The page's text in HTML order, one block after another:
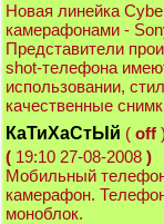
Новая линейка
камерафонами -
Представители
shot-телефона
использовании,
качественные
КаТиХаСтЫй ( off )
( 19:10 27-08-2008 )
Мобильный
камерафон.
моноблок.